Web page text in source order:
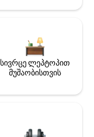
სივრცე ლეპტოპით
მუშაობისთვის